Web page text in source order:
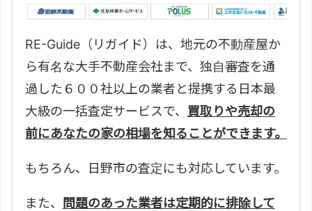
RE-Guide（リガイド）は、地元の不動産屋か
ら有名な大手不動産会社まで、独自審査を通
過した６００社以上の業者と提携する日本最
大級の一括査定サービスで、 買取りや売却の
前にあなたの家の相場を知ることができます。
もちろん、 日野市の査定にも対応しています。
また、
問題のあった業者は定期的に排除して